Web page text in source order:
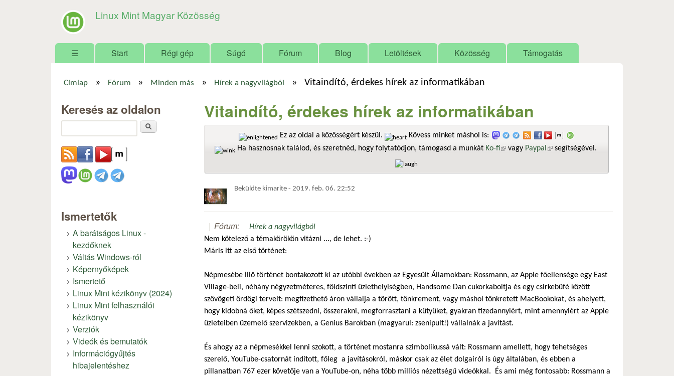
Linux Mint Magyar Közösség
Főmenü
☰ Start Régi gép Súgó Fórum Blog Letöltések Közösség Támogatás
Címlap » Fórum » Minden más » Hírek a nagyvilágból » Vitaindító, érdekes hírek az informatikában
Vitaindító, érdekes hírek az informatikában
Ez az oldal a közösségért készül.
Kövess minket máshol is:
Ha hasznosnak találod, és szeretnéd, hogy folytatódjon, támogasd a munkát Ko-fi(külső hivatkozás)
vagy Paypal (külső hivatkozás)
segítségével.
Beküldte kimarite - 2019. feb. 06. 22:52
Fórum:
Hírek a nagyvilágból
Nem kötelező a témakörökön vitázni ..., de lehet. :-)
Máris itt az első történet:
Népmesébe illő történet bontakozott ki az utóbbi években az Egyesült Államokban: Rossmann, az Apple főellensége egy East
Village-beli, néhány négyzetméteres, földszinti üzlethelyiségben, Handsome Dan cukorkaboltja és egy csirkebüfé között
szövögeti ördögi terveit: megfizethető áron vállalja a törött, tönkrement, vagy máshol tönkretett MacBookokat, és ahelyett,
hogy kidobná őket, képes szétszedni, összerakni, megforrasztani a kütyüket, gyakran tizedannyiért, mint amennyiért az Apple
üzleteiben üzemelő szervizekben, a Genius Barokban (magyarul: zsenipult!) vállalnák a javítást.
És ahogy az a népmesékkel lenni szokott, a történet mostanra szimbolikussá vált: Rossmann amellett, hogy tehetséges
szerelő, YouTube-csatornát indított, főleg a javításokról, máskor csak az élet dolgairól is úgy általában, és ebben a
pillanatban 767 ezer követője van a YouTube-on, néha több milliós nézettségű videókkal. És ami még fontosabb: Rossmann a
Keresés az oldalon
Ismertetők
A barátságos Linux -
kezdőknek
Váltás Windows-ról
Képernyőképek
Ismertető
Linux Mint kézikönyv (2024)
Linux Mint felhasználói
kézikönyv
Verziók
Videók és bemutatók
Információgyűjtés
hibajelentéshez